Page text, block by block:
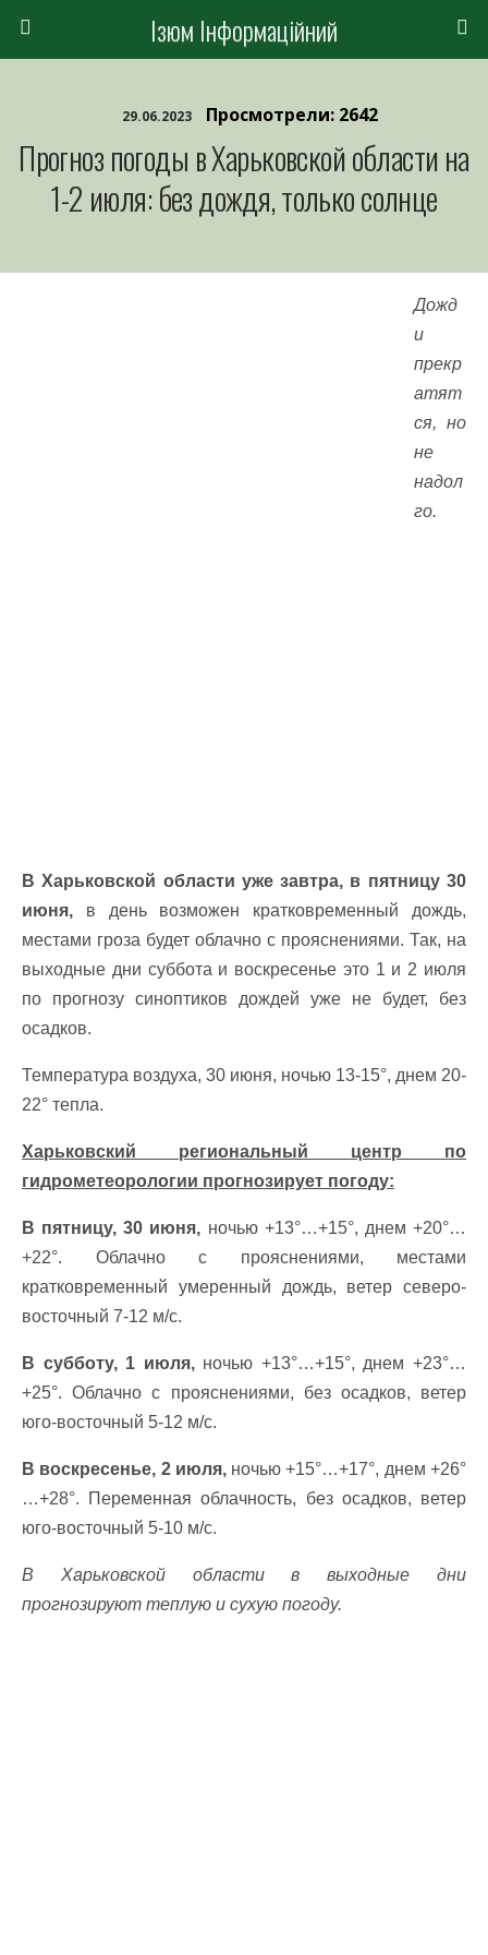
Ізюм Інформаційний
29.06.2023 Просмотрели: 2642
Прогноз погоды в Харьковской области на
1-2 июля: без дождя, только солнце
Дожд
и
прекр
атят
ся, но
не
надол
го.
В Харьковской области уже завтра, в пятницу 30
июня, в день возможен кратковременный дождь,
местами гроза будет облачно с прояснениями. Так, на
выходные дни суббота и воскресенье это 1 и 2 июля
по прогнозу синоптиков дождей уже не будет, без
осадков.
Температура воздуха, 30 июня, ночью 13-15°, днем 20-
22° тепла.
Харьковский региональный центр по
гидрометеорологии прогнозирует погоду:
В пятницу, 30 июня, ночью +13°…+15°, днем +20°…
+22°. Облачно с прояснениями, местами
кратковременный умеренный дождь, ветер северо-
восточный 7-12 м/с.
В субботу, 1 июля,ночью +13°…+15°, днем +23°…
+25°. Облачно с прояснениями, без осадков, ветер
юго-восточный 5-12 м/с.
В воскресенье, 2 июля,ночью +15°…+17°, днем +26°
…+28°. Переменная облачность, без осадков, ветер
юго-восточный 5-10 м/с.
В Харьковской области в выходные дни
прогнозируют теплую и сухую погоду.